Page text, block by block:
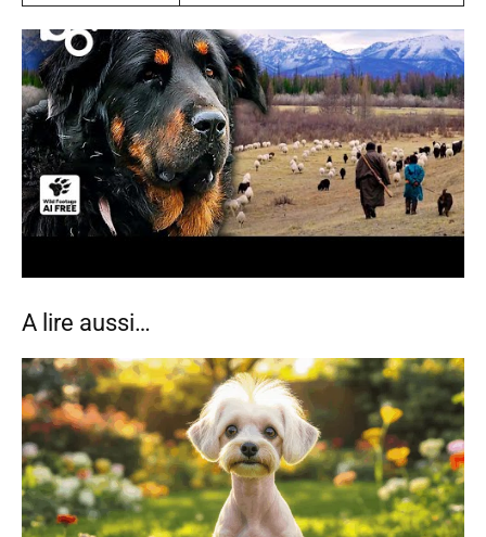
A lire aussi…